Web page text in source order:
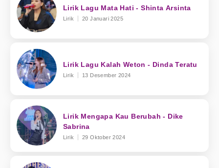
Lirik Lagu Mata Hati - Shinta Arsinta
Lirik 20 Januari 2025
Lirik Lagu Kalah Weton - Dinda Teratu
Lirik 13 Desember 2024
Lirik Mengapa Kau Berubah - Dike
Sabrina
Lirik 29 Oktober 2024